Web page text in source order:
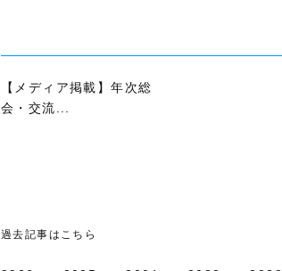
【メディア掲載】年次総
会・交流...
過去記事はこちら